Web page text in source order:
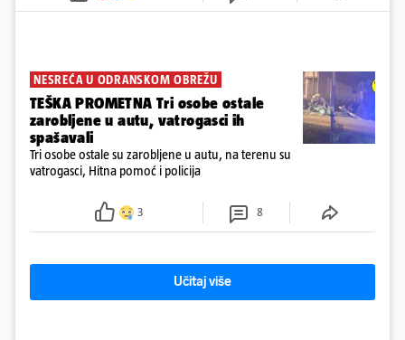
NESREĆA U ODRANSKOM OBREŽU
TEŠKA PROMETNA Tri osobe ostale
zarobljene u autu, vatrogasci ih
spašavali
Tri osobe ostale su zarobljene u autu, na terenu su
vatrogasci, Hitna pomoć i policija
3 8
Učitaj više